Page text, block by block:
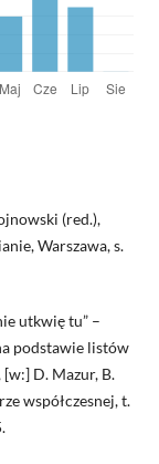
(red.),
Warszawa, s.
utkwię tu” –
podstawie listów
D. Mazur, B.
współczesnej, t.